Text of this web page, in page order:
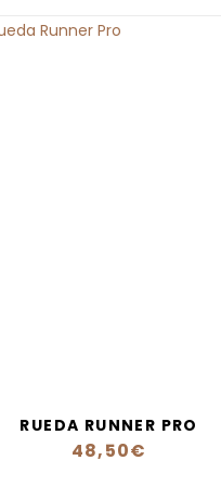
RUEDA RUNNER PRO
48,50€